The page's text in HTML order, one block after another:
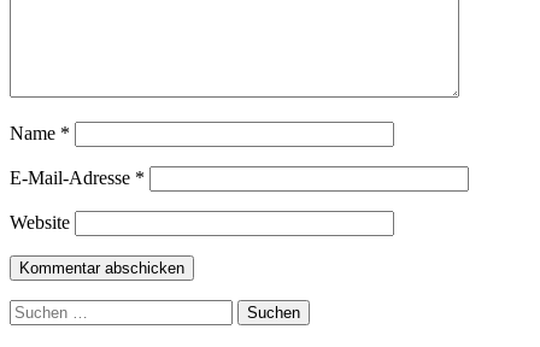
Name *
E-Mail-Adresse *
Website
Suchen
nach: